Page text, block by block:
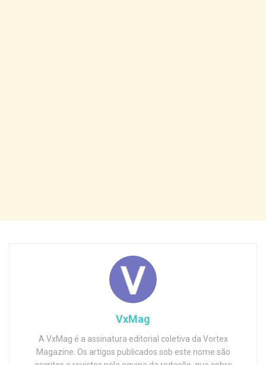
VxMag
A VxMag é a assinatura editorial coletiva da Vortex
Magazine. Os artigos publicados sob este nome são